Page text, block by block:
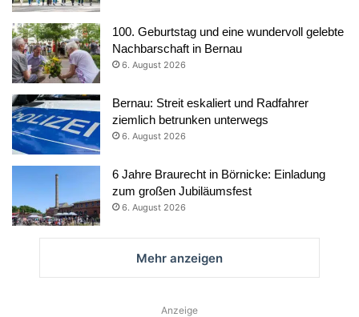
100. Geburtstag und eine wundervoll gelebte
Nachbarschaft in Bernau
6. August 2026
Bernau: Streit eskaliert und Radfahrer
ziemlich betrunken unterwegs
6. August 2026
6 Jahre Braurecht in Börnicke: Einladung
zum großen Jubiläumsfest
6. August 2026
Mehr anzeigen
Anzeige